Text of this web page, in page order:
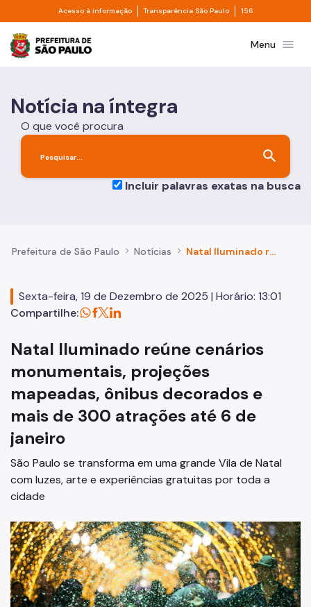
Pular para o Conteúdo principal
Acesso à informação Divisor de acesso à informação
Transparência São Paulo Divisor de
156
Prefeitura de São PauloMenu menu
Notícia na íntegra
O que você procura
search
Incluir palavras exatas na busca
Prefeitura de São Paulo Notícias Natal Iluminado reúne cenários monumentais, projeções mapeadas, ônibus decorados e mais de 300 atrações até 6 de janeiro
Sexta-feira, 19 de Dezembro de 2025 | Horário: 13:01
Compartilhe:
Natal Iluminado reúne cenários
monumentais, projeções
mapeadas, ônibus decorados e
mais de 300 atrações até 6 de
janeiro
São Paulo se transforma em uma grande Vila de Natal
com luzes, arte e experiências gratuitas por toda a
cidade